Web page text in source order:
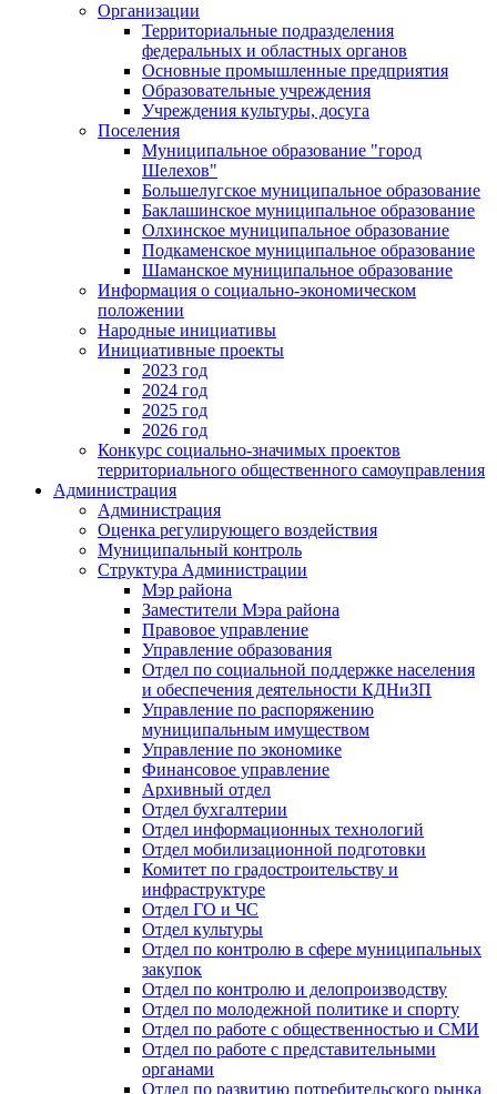
Организации
Территориальные подразделения
федеральных и областных органов
Основные промышленные предприятия
Образовательные учреждения
Учреждения культуры, досуга
Поселения
Муниципальное образование "город
Шелехов"
Большелугское муниципальное образование
Баклашинское муниципальное образование
Олхинское муниципальное образование
Подкаменское муниципальное образование
Шаманское муниципальное образование
Информация о социально-экономическом
положении
Народные инициативы
Инициативные проекты
2023 год
2024 год
2025 год
2026 год
Конкурс социально-значимых проектов
территориального общественного самоуправления
Администрация
Администрация
Оценка регулирующего воздействия
Муниципальный контроль
Структура Администрации
Мэр района
Заместители Мэра района
Правовое управление
Управление образования
Отдел по социальной поддержке населения
и обеспечения деятельности КДНиЗП
Управление по распоряжению
муниципальным имуществом
Управление по экономике
Финансовое управление
Архивный отдел
Отдел бухгалтерии
Отдел информационных технологий
Отдел мобилизационной подготовки
Комитет по градостроительству и
инфраструктуре
Отдел ГО и ЧС
Отдел культуры
Отдел по контролю в сфере муниципальных
закупок
Отдел по контролю и делопроизводству
Отдел по молодежной политике и спорту
Отдел по работе с общественностью и СМИ
Отдел по работе с представительными
органами
Отдел по развитию потребительского рынка